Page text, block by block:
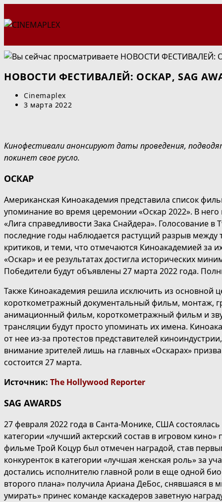
к
НОВОСТИ ФЕСТИВАЛЕЙ: ОСКАР, SAG
Автор
записи:
Cinemaplex
Запись
3 марта 2022
Кинофестивали анонсируют даты проведения,
покинет свое русло.
ОСКАР
Американская Киноакадемия представила список
упоминание во время церемонии «Оскар 2022». В
«Лига справедливости Зака Снайдера». Голосование
последние годы наблюдается растущий разрыв между
критиков, и теми, что отмечаются Киноакадемией за
«Оскар» и ее результатах достигла исторических
Победители будут объявлены 27 марта 2022 года.
Также Киноакадемия решила исключить из основной
короткометражный документальный фильм, монтаж,
анимационный фильм, короткометражный фильм и
трансляции будут просто упоминать их имена.
от нее из-за протестов представителей
внимание зрителей лишь на главных «Оскарах»
состоится 27 марта.
Источник: The Hollywood Reporter
SAG AWARDS
27 февраля 2022 года в Санта-Монике, США
категории «лучший актерский состав в игровом
фильме Трой Коцур был отмечен наградой, став
конкуренток в категории «лучшая женская роль» за
достались исполнителю главной роли в еще одной
второго плана» получила Ариана ДеБос, снявшаяся в
умирать» принес команде каскадеров заветную